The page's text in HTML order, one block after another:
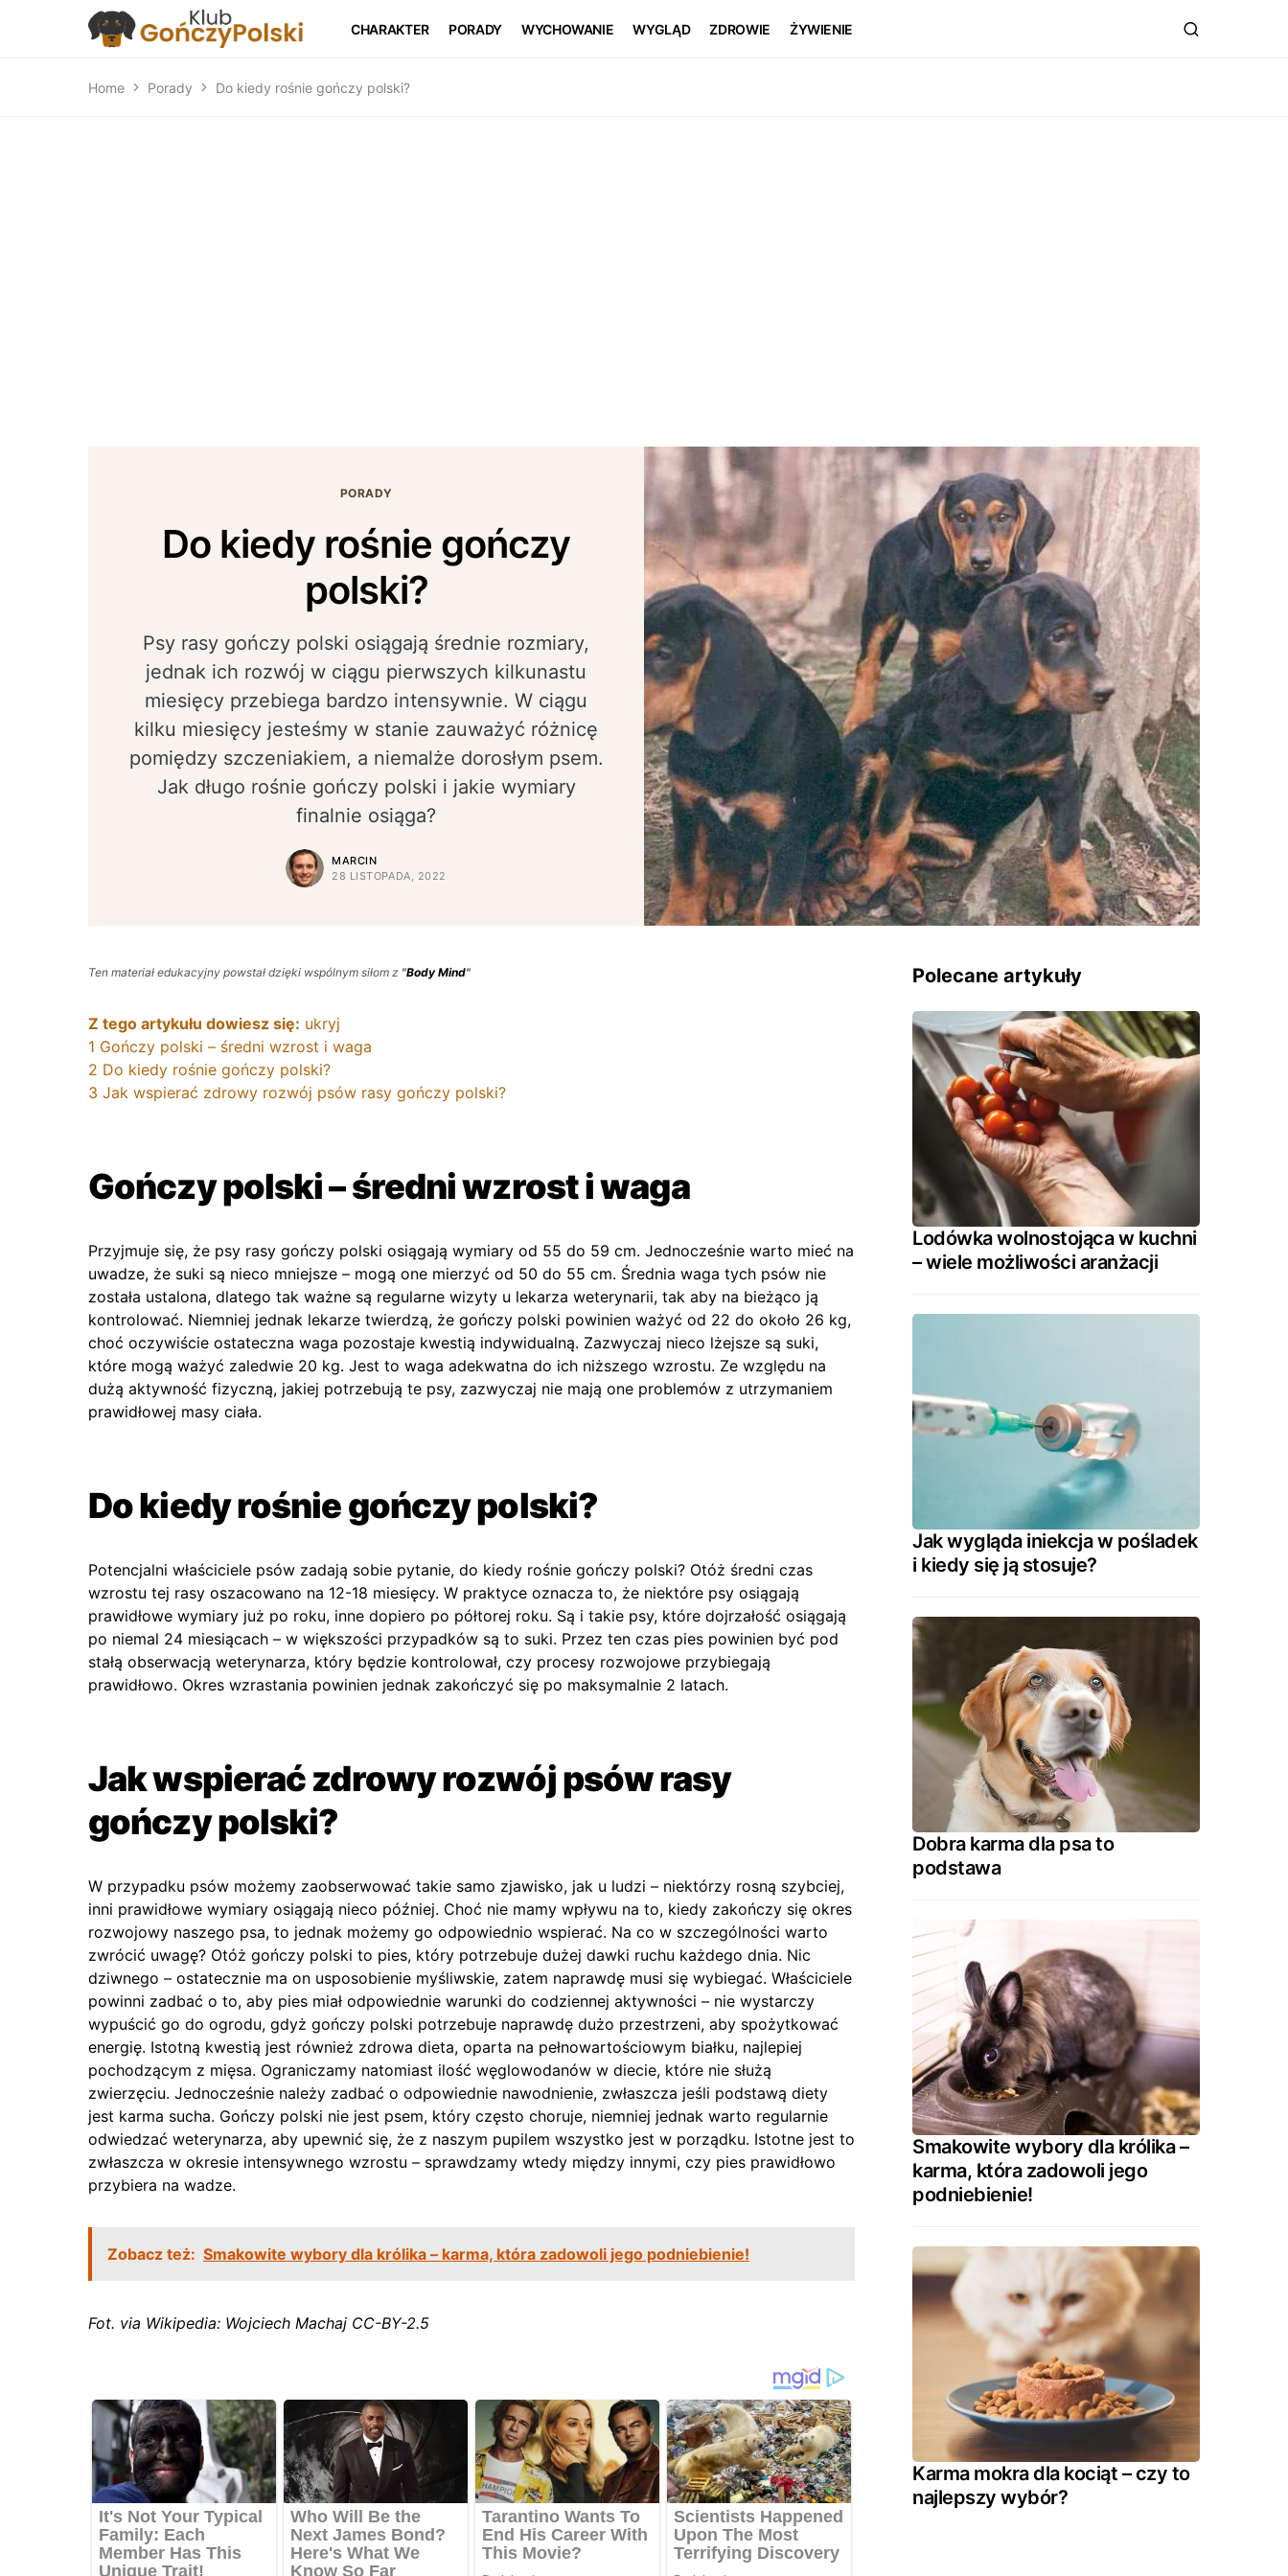
CHARAKTER PORADY WYCHOWANIE WYGLĄD ZDROWIE ŻYWIENIE
Home Porady Do kiedy rośnie gończy polski?
PORADY
Do kiedy rośnie gończy
polski?
Psy rasy gończy polski osiągają średnie rozmiary,
jednak ich rozwój w ciągu pierwszych kilkunastu
miesięcy przebiega bardzo intensywnie. W ciągu
kilku miesięcy jesteśmy w stanie zauważyć różnicę
pomiędzy szczeniakiem, a niemalże dorosłym psem.
Jak długo rośnie gończy polski i jakie wymiary
finalnie osiąga?
MARCIN
28 LISTOPADA, 2022
Ten materiał edukacyjny powstał dzięki wspólnym siłom z "Body Mind"
Z tego artykułu dowiesz się: ukryj
1 Gończy polski – średni wzrost i waga
2 Do kiedy rośnie gończy polski?
3 Jak wspierać zdrowy rozwój psów rasy gończy polski?
Gończy polski – średni wzrost i waga
Przyjmuje się, że psy rasy gończy polski osiągają wymiary od 55 do 59 cm. Jednocześnie warto mieć na
uwadze, że suki są nieco mniejsze – mogą one mierzyć od 50 do 55 cm. Średnia waga tych psów nie
została ustalona, dlatego tak ważne są regularne wizyty u lekarza weterynarii, tak aby na bieżąco ją
kontrolować. Niemniej jednak lekarze twierdzą, że gończy polski powinien ważyć od 22 do około 26 kg,
choć oczywiście ostateczna waga pozostaje kwestią indywidualną. Zazwyczaj nieco lżejsze są suki,
które mogą ważyć zaledwie 20 kg. Jest to waga adekwatna do ich niższego wzrostu. Ze względu na
dużą aktywność fizyczną, jakiej potrzebują te psy, zazwyczaj nie mają one problemów z utrzymaniem
prawidłowej masy ciała.
Do kiedy rośnie gończy polski?
Potencjalni właściciele psów zadają sobie pytanie, do kiedy rośnie gończy polski? Otóż średni czas
wzrostu tej rasy oszacowano na 12-18 miesięcy. W praktyce oznacza to, że niektóre psy osiągają
prawidłowe wymiary już po roku, inne dopiero po półtorej roku. Są i takie psy, które dojrzałość osiągają
po niemal 24 miesiącach – w większości przypadków są to suki. Przez ten czas pies powinien być pod
stałą obserwacją weterynarza, który będzie kontrolował, czy procesy rozwojowe przybiegają
prawidłowo. Okres wzrastania powinien jednak zakończyć się po maksymalnie 2 latach.
Jak wspierać zdrowy rozwój psów rasy
gończy polski?
W przypadku psów możemy zaobserwować takie samo zjawisko, jak u ludzi – niektórzy rosną szybciej,
inni prawidłowe wymiary osiągają nieco później. Choć nie mamy wpływu na to, kiedy zakończy się okres
rozwojowy naszego psa, to jednak możemy go odpowiednio wspierać. Na co w szczególności warto
zwrócić uwagę? Otóż gończy polski to pies, który potrzebuje dużej dawki ruchu każdego dnia. Nic
dziwnego – ostatecznie ma on usposobienie myśliwskie, zatem naprawdę musi się wybiegać. Właściciele
powinni zadbać o to, aby pies miał odpowiednie warunki do codziennej aktywności – nie wystarczy
wypuścić go do ogrodu, gdyż gończy polski potrzebuje naprawdę dużo przestrzeni, aby spożytkować
energię. Istotną kwestią jest również zdrowa dieta, oparta na pełnowartościowym białku, najlepiej
pochodzącym z mięsa. Ograniczamy natomiast ilość węglowodanów w diecie, które nie służą
zwierzęciu. Jednocześnie należy zadbać o odpowiednie nawodnienie, zwłaszcza jeśli podstawą diety
jest karma sucha. Gończy polski nie jest psem, który często choruje, niemniej jednak warto regularnie
odwiedzać weterynarza, aby upewnić się, że z naszym pupilem wszystko jest w porządku. Istotne jest to
zwłaszcza w okresie intensywnego wzrostu – sprawdzamy wtedy między innymi, czy pies prawidłowo
przybiera na wadze.
Zobacz też: Smakowite wybory dla królika – karma, która zadowoli jego podniebienie!
Fot. via Wikipedia: Wojciech Machaj CC-BY-2.5
Polecane artykuły
Lodówka wolnostojąca w kuchni
– wiele możliwości aranżacji
Jak wygląda iniekcja w pośladek
i kiedy się ją stosuje?
Dobra karma dla psa to
podstawa
Smakowite wybory dla królika –
karma, która zadowoli jego
podniebienie!
Karma mokra dla kociąt – czy to
najlepszy wybór?